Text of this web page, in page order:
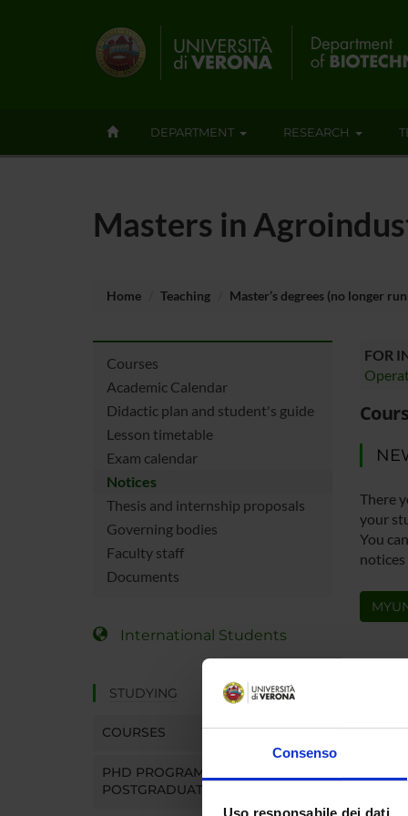
Consenso
Uso responsabile dei dati
DEPARTMENT RESEARCH
Masters in
Home Teaching Master’s degrees (no longer
Courses
Academic Calendar
Didactic plan and student's guide
Lesson timetable
Exam calendar
Notices
Thesis and internship proposals
Governing bodies
Faculty staff
Documents
International Students
STUDYING
COURSES
PHD PROGRAMMES AND
POSTGRADUATE TRAINING
FOR
There
your
You